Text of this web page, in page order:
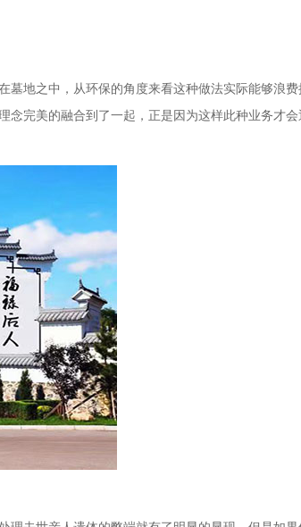
地之中，从环保的角度来看这种做法实际能够浪费
念完美的融合到了一起，正是因为这样此种业务才